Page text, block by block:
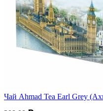
Чай Ahmad Tea Earl Grey